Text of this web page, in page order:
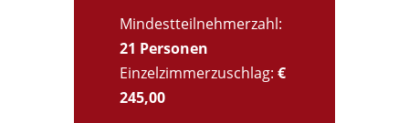
Mindestteilnehmerzahl:
21 Personen
Einzelzimmerzuschlag: €
245,00